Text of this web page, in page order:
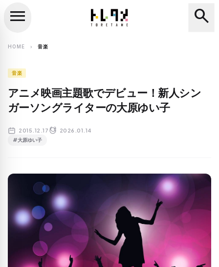
search
menu search
HOME chevron_right 音楽
音楽
アニメ映画主題歌でデビュー！新人シン
ガーソングライターの大原ゆい子
2015.12.17 2026.01.14
#大原ゆい子